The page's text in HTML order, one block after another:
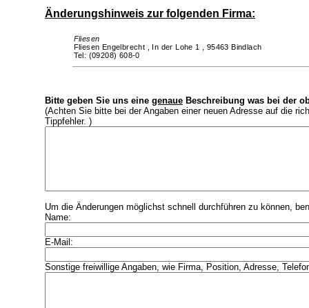
Änderungshinweis zur folgenden Firma:
Fliesen
Fliesen Engelbrecht , In der Lohe 1 , 95463 Bindlach
Tel: (09208) 608-0
Bitte geben Sie uns eine genaue Beschreibung was bei der
(Achten Sie bitte bei der Angaben einer neuen Adresse auf die
Tippfehler. )
Um die Änderungen möglichst schnell durchführen zu können,
Name:
E-Mail:
Sonstige freiwillige Angaben, wie Firma, Position, Adresse,